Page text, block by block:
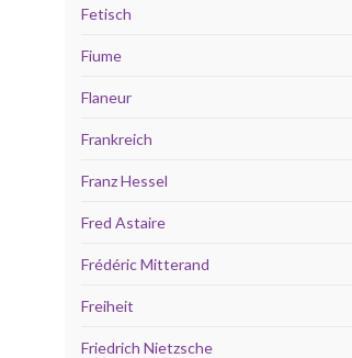
Fetisch
Fiume
Flaneur
Frankreich
Franz Hessel
Fred Astaire
Frédéric Mitterand
Freiheit
Friedrich Nietzsche